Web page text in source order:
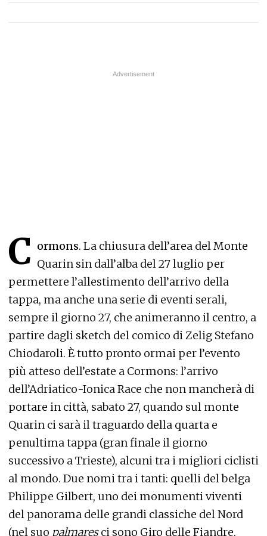
C ormons. La chiusura dell’area del Monte
Quarin sin dall’alba del 27 luglio per
permettere l’allestimento dell’arrivo della
tappa, ma anche una serie di eventi serali,
sempre il giorno 27, che animeranno il centro, a
partire dagli sketch del comico di Zelig Stefano
Chiodaroli. È tutto pronto ormai per l’evento
più atteso dell’estate a Cormons: l’arrivo
dell’Adriatico-Ionica Race che non mancherà di
portare in città, sabato 27, quando sul monte
Quarin ci sarà il traguardo della quarta e
penultima tappa (gran finale il giorno
successivo a Trieste), alcuni tra i migliori ciclisti
al mondo. Due nomi tra i tanti: quelli del belga
Philippe Gilbert, uno dei monumenti viventi
del panorama delle grandi classiche del Nord
(nel suo palmaresci sono Giro delle Fiandre,